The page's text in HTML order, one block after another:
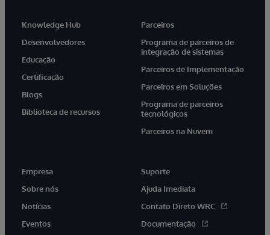
Knowledge Hub
Desenvolvedores
Educação
Certificação
Blogs
Biblioteca de recursos
Parceiros
Programa de parceiros de
integração de sistemas
Parceiros de Implementação
Parceiros em Soluções
Programa de parceiros
tecnológicos
Parceiros na Nuvem
Empresa
Sobre nós
Notícias
Eventos
Suporte
Ajuda Imediata
Contato Direto WRC
Documentação